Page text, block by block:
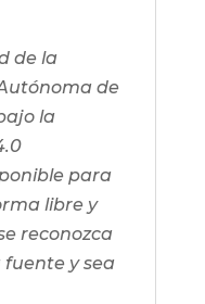
de la
de
la
para
libre y
reconozca
fuente y sea